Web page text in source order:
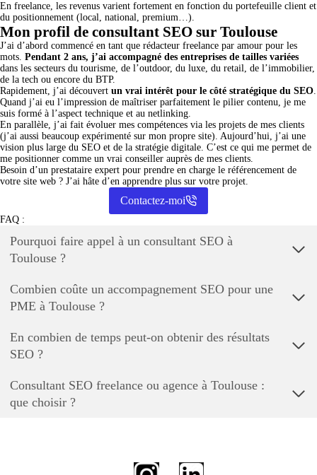
En freelance, les revenus varient fortement en fonction du portefeuille client et
du positionnement (local, national, premium…).
Mon profil de consultant SEO sur Toulouse
J’ai d’abord commencé en tant que rédacteur freelance par amour pour les
mots. Pendant 2 ans, j’ai accompagné des entreprises de tailles variées
dans les secteurs du tourisme, de l’outdoor, du luxe, du retail, de l’immobilier,
de la tech ou encore du BTP.
Rapidement, j’ai découvert un vrai intérêt pour le côté stratégique du SEO.
Quand j’ai eu l’impression de maîtriser parfaitement le pilier contenu, je me
suis formé à l’aspect technique et au netlinking.
En parallèle, j’ai fait évoluer mes compétences via les projets de mes clients
(j’ai aussi beaucoup expérimenté sur mon propre site). Aujourd’hui, j’ai une
vision plus large du SEO et de la stratégie digitale. C’est ce qui me permet de
me positionner comme un vrai conseiller auprès de mes clients.
Besoin d’un prestataire expert pour prendre en charge le référencement de
votre site web ? J’ai hâte d’en apprendre plus sur votre projet.
Contactez-moi
FAQ :
Pourquoi faire appel à un consultant SEO à
Toulouse ?
Combien coûte un accompagnement SEO pour une
PME à Toulouse ?
En combien de temps peut-on obtenir des résultats
SEO ?
Consultant SEO freelance ou agence à Toulouse :
que choisir ?